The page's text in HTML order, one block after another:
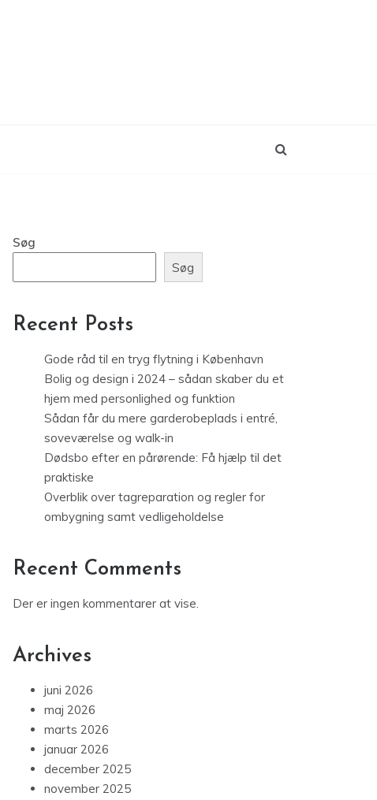
Søg
Søg
Recent Posts
Gode råd til en tryg flytning i København
Bolig og design i 2024 – sådan skaber du et
hjem med personlighed og funktion
Sådan får du mere garderobeplads i entré,
soveværelse og walk-in
Dødsbo efter en pårørende: Få hjælp til det
praktiske
Overblik over tagreparation og regler for
ombygning samt vedligeholdelse
Recent Comments
Der er ingen kommentarer at vise.
Archives
juni 2026
maj 2026
marts 2026
januar 2026
december 2025
november 2025